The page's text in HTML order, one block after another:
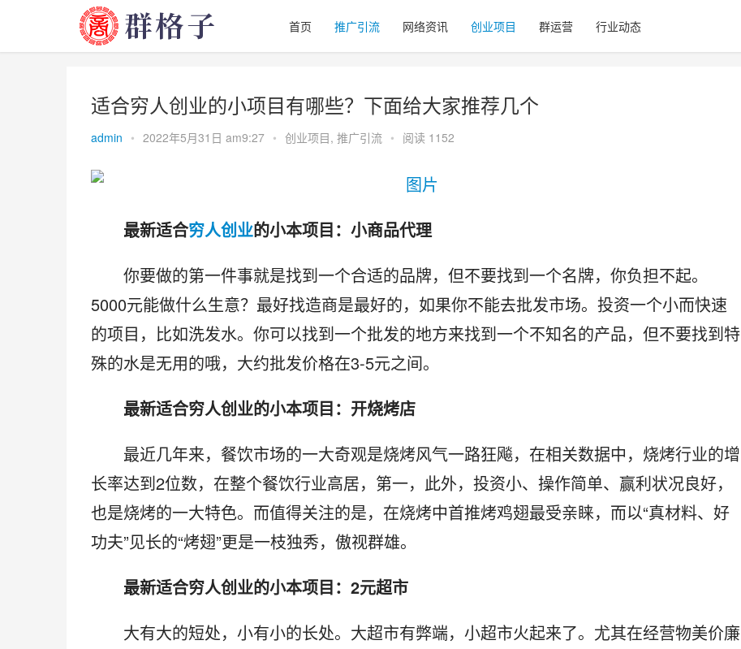
首页 推广引流 网络资讯 创业项目 群运营 行业动态
适合穷人创业的小项目有哪些？下面给大家推荐几个
admin • 2022年5月31日 am9:27 • 创业项目, 推广引流 • 阅读 1152
最新适合穷人创业的小本项目：小商品代理
你要做的第一件事就是找到一个合适的品牌，但不要找到一个名牌，你负担不起。
5000元能做什么生意？最好找造商是最好的，如果你不能去批发市场。投资一个小而快速
的项目，比如洗发水。你可以找到一个批发的地方来找到一个不知名的产品，但不要找到特
殊的水是无用的哦，大约批发价格在3-5元之间。
最新适合穷人创业的小本项目：开烧烤店
最近几年来，餐饮市场的一大奇观是烧烤风气一路狂飚，在相关数据中，烧烤行业的增
长率达到2位数，在整个餐饮行业高居，第一，此外，投资小、操作简单、赢利状况良好，
也是烧烤的一大特色。而值得关注的是，在烧烤中首推烤鸡翅最受亲睐，而以“真材料、好
功夫”见长的“烤翅”更是一枝独秀，傲视群雄。
最新适合穷人创业的小本项目：2元超市
大有大的短处，小有小的长处。大超市有弊端，小超市火起来了。尤其在经营物美价廉